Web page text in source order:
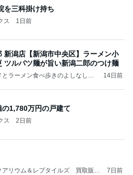
を三科掛け持ち
ス 1日前
新潟店【新潟市中央区】ラーメン小
ツルパツ麺が旨い新潟二郎のつけ麺
とラーメン食べ歩きのよしなしご
14日前
1,780万円の戸建て
ス 2日前
アリウム＆レプタイルズ 買取販売
7日前